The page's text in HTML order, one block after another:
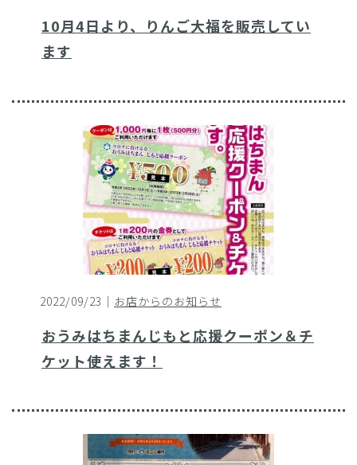
10月4日より、りんご大福を販売してい
ます
2022/09/23｜ お店からのお知らせ
おうみはちまんじもと応援クーポン＆チ
ケット使えます！